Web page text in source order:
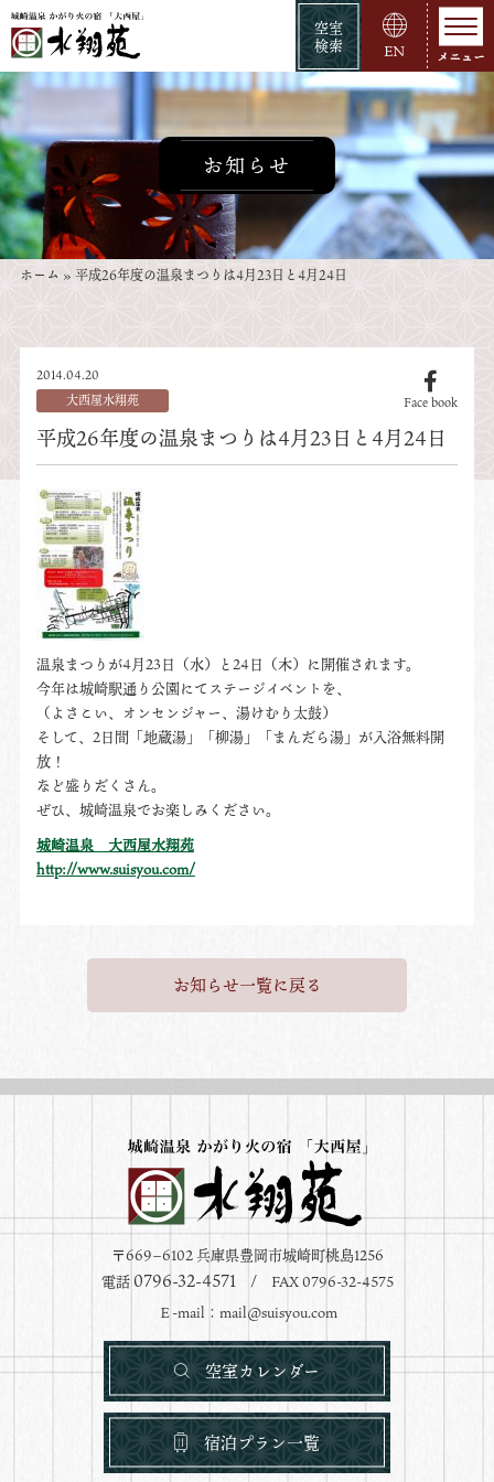
空室
検索
EN
お知らせ
ホーム » 平成26年度の温泉まつりは4月23日と4月24日
2014.04.20
大西屋水翔苑
Face book
平成26年度の温泉まつりは4月23日と4月24日
温泉まつりが4月23日（水）と24日（木）に開催されます。
今年は城崎駅通り公園にてステージイベントを、
（よさこい、オンセンジャー、湯けむり太鼓）
そして、2日間「地蔵湯」「柳湯」「まんだら湯」が入浴無料開
放！
など盛りだくさん。
ぜひ、城崎温泉でお楽しみください。
城崎温泉 大西屋水翔苑
http://www.suisyou.com/
お知らせ一覧に戻る
〒669−6102 兵庫県豊岡市城崎町桃島1256
電話 0796-32-4571/ FAX 0796-32-4575
Ｅ-mail： mail@suisyou.com
空室カレンダー
宿泊プラン一覧